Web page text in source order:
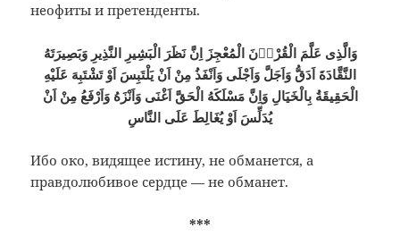
неофиты и претенденты.
وَالَّذِى عَلَّمَ الْقُرْاۤنَ الْمُعْجِزَ اِنَّ نَظَرَ الْبَشِيرِ النَّذِيرِ وَبَصِيرَتَهُ
النَّقَّادَةَ اَدَقُّ وَاَجَلَّ وَاَجْلَى وَاَنْفَذُ مِنْ اَنْ يَلْتَبِسَ اَوْ تَشْتَبِهَ عَلَيْهِ
الْحَقِيقَةُ بِالْخَيَالِ وَاِنَّ مَسْلَكَهُ الْحَقَّ اَغْنَى وَاَنْزَهُ وَاَرْفَعُ مِنْ اَنْ
يُدَلِّسَ اَوْ يُغَالِطَ عَلَى النَّاسِ
Ибо око, видящее истину, не обманется, а
правдолюбивое сердце — не обманет.
***